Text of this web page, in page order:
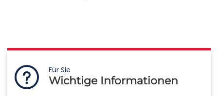
Für Sie
Wichtige Informationen